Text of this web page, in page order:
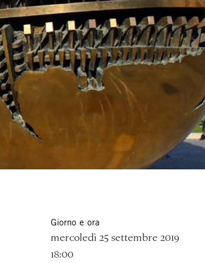
Giorno e ora
mercoledì 25 settembre 2019
18:00